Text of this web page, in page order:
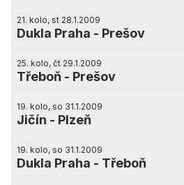
21. kolo, st 28.1.2009
Dukla Praha - Prešov
25. kolo, čt 29.1.2009
Třeboň - Prešov
19. kolo, so 31.1.2009
Jičín - Plzeň
19. kolo, so 31.1.2009
Dukla Praha - Třeboň